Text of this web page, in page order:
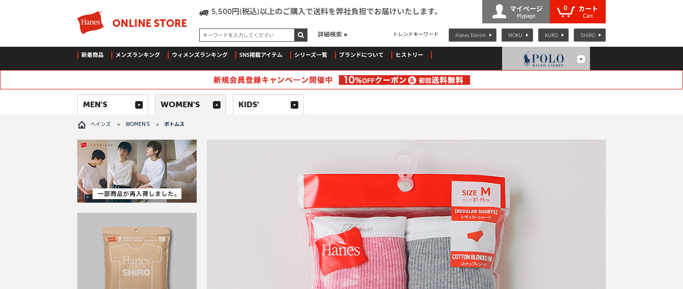
5,500円(税込)以上のご購入で送料を弊社負担でお届けいたします。 マイページ
Mypage
カート
Cart
0
キーワードを入力してください 詳細検索 トレンドキーワード Hanes Denim MOKU KURO SHIRO
新着商品 メンズランキング ウィメンズランキング SNS掲載アイテム シリーズ一覧 ブランドについて ヒストリー
MEN'S WOMEN'S KIDS'
ヘインズ > WOMEN'S > ボトムス